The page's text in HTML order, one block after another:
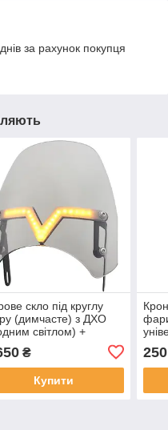
за рахунок покупця
скло під круглу
(димчасте) з ДХО
світлом) +
₴
Купити
250